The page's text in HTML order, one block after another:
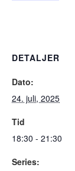
DETALJER
Dato:
24. juli, 2025
Tid
18:30 - 21:30
Series: